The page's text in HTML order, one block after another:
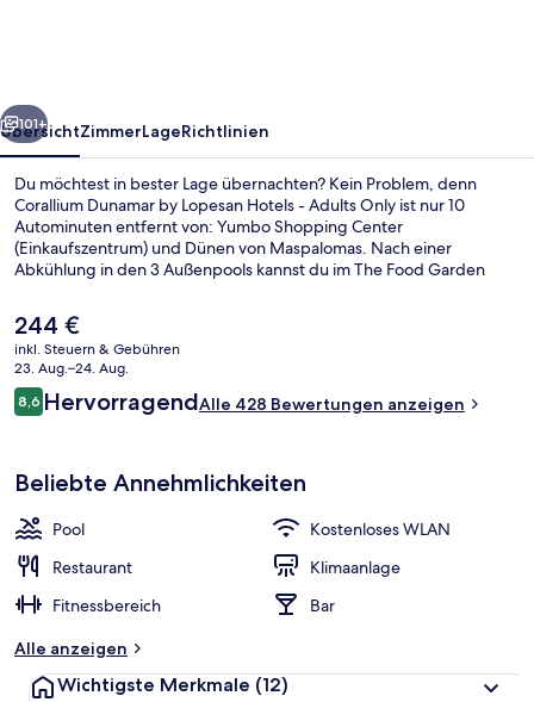
Adults
Only
Weiter
101+
ÜbersichtZimmerLageRichtlinien
Du möchtest in bester Lage übernachten? Kein Problem, denn
Corallium Dunamar by Lopesan Hotels - Adults Only ist nur 10
Autominuten entfernt von: Yumbo Shopping Center
(Einkaufszentrum) und Dünen von Maspalomas. Nach einer
Abkühlung in den 3 Außenpools kannst du im The Food Garden
Frühstück, Mittagessen und Abendessen internationale Küche.
Weitere Highlights sind 3 Bars/Lounges, eine Poolbar und
Fitnessmöglichkeiten. Andere Reisende lieben das hilfsbereite
Personal.
Der
aktuelle
Preis
beträgt
244 €.
244 €
inkl. Steuern & Gebühren
23. Aug.–24. Aug.
Bewertungen
8,68,6 von 10.
HervorragendAlle 428 Bewertungen anzeigen
Beliebte Annehmlichkeiten
Pool
Kostenloses WLAN
Restaurant
Klimaanlage
Fitnessbereich
Bar
Alle anzeigen
Wichtigste Merkmale (12)